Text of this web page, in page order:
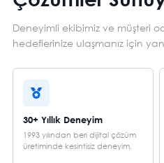
Deneyimli ekibimiz ve müşteri
hedeflerinize ulaşmanız için
30+ Yıllık Deneyim
1993 yılından beri dijital çözüm
üretiminde kesintisiz deneyim.